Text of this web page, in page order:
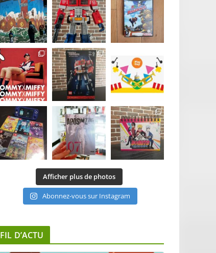
Afficher plus de photos
Abonnez-vous sur Instagram
FIL D’ACTU